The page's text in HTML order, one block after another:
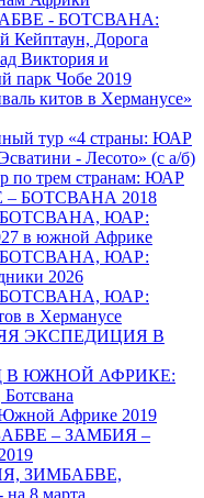
- БОТСВАНА:
Кейптаун, Дорога
Виктория и
парк Чобе 2019
китов в Херманусе»
тур «4 страны: ЮАР
- Лесото» (с а/б)
по трем странам: ЮАР
БОТСВАНА 2018
ЮАР:
в южной Африке
ЮАР:
2026
ЮАР:
в Херманусе
ЭКСПЕДИЦИЯ В
В ЮЖНОЙ АФРИКЕ:
Африке 2019
– ЗАМБИЯ –
ЗИМБАБВЕ,
8 марта